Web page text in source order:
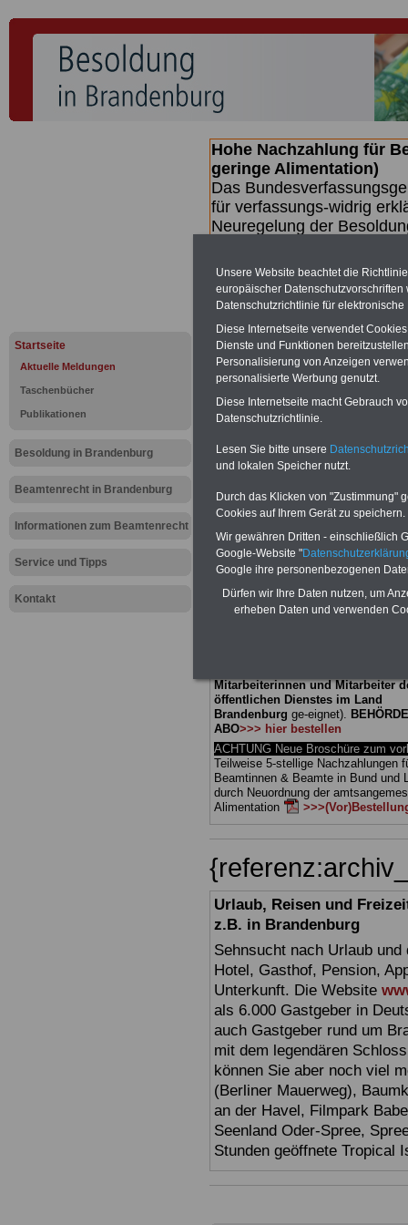
Startseite
Aktuelle Meldungen
Taschenbücher
Publikationen
Besoldung in Brandenburg
Beamtenrecht in Brandenburg
Informationen zum Beamtenrecht
Service und Tipps
Kontakt
Hohe Nachzahlung für
geringe Alimentation)
Das
für verfassungs-widrig
Neuregelung der
Nachzahlungen
Beamtezwischen mind.
SERVICE gibt hierzu
dem Beschluss des
wird (wahrscheinlich im
Broschüre.
Meldung
25,00 Euro: Wissenswertes für
und Beamte, Beamten-
Mitarbeiterinnen und Mitarbeiter
öffentlichen Dienstes im Land
Brandenburg ge-eignet).
ABO>>> hier bestellen
ACHTUNG Neue Broschüre zum
Teilweise 5-stellige Nachzahlungen
Beamtinnen & Beamte in Bund und
durch Neuordnung der
Alimentation
Urlaub, Reisen und
z.B. in Brandenburg
Sehnsucht nach Urlaub
Hotel, Gasthof, Pension,
Unterkunft. Die Website
als 6.000 Gastgeber in
auch Gastgeber rund um
mit dem legendären
können Sie aber noch viel
(Berliner Mauerweg),
an der Havel, Filmpark
Seenland Oder-Spree,
Stunden geöffnete Tropical
Unsere Website beachtet die
europäischer
Datenschutzrichtlinie für
Diese Internetseite verwendet
Dienste und Funktionen
Personalisierung von Anzeigen
personalisierte Werbung genutzt.
Diese Internetseite macht Gebrauch
Datenschutzrichtlinie.
Lesen Sie bitte unsere
und lokalen Speicher nutzt.
Durch das Klicken von "Zustimmung"
Cookies auf Ihrem Gerät zu speichern.
Wir gewähren Dritten - einschließlich
Google-Website "
Google ihre personenbezogenen
Dürfen wir Ihre Daten nutzen, um
erheben Daten und verwenden